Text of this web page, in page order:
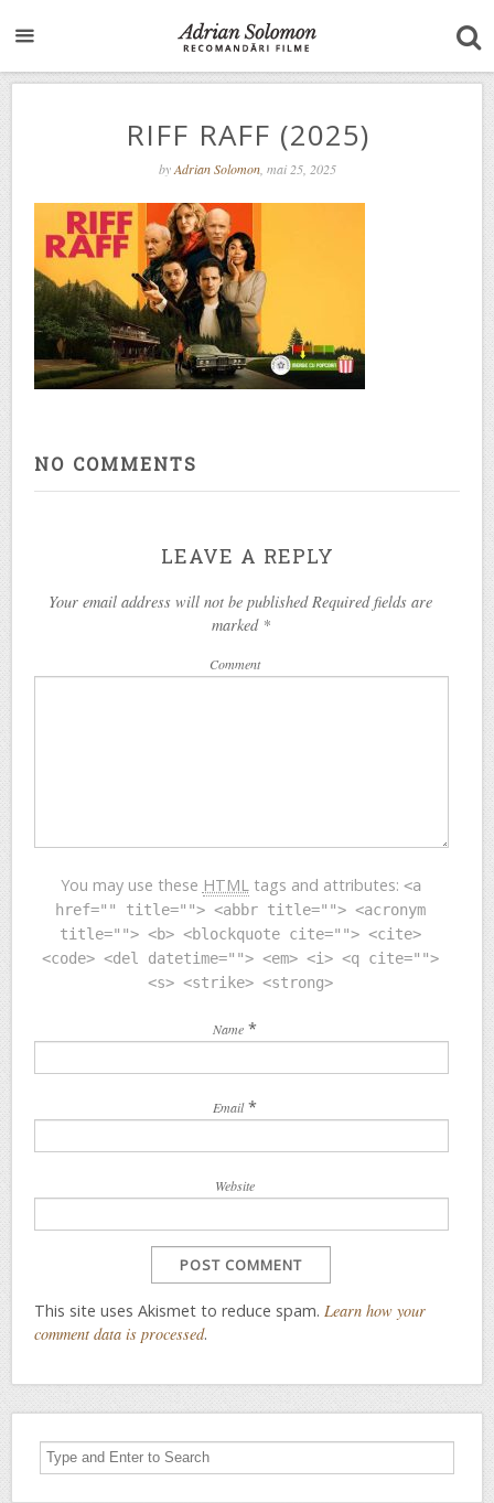
RIFF RAFF (2025)
byAdrian Solomon, mai 25, 2025
NO COMMENTS
LEAVE A REPLY
Your email address will not be published Required fields are
marked *
Comment
You may use these HTMLtags and attributes: <a
href="" title=""> <abbr title=""> <acronym
title=""> <b> <blockquote cite=""> <cite>
<code> <del datetime=""> <em> <i> <q cite="">
<s> <strike> <strong>
Name *
Email *
Website
This site uses Akismet to reduce spam. Learn how your
comment data is processed.